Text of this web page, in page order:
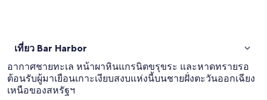
เที่ยว Bar Harbor
อากาศชายทะเล หน้าผาหินแกรนิตขรุขระ และหาดทรายรอ
ต้อนรับผู้มาเยือนเกาะเงียบสงบแห่งนี้บนชายฝั่งตะวันออกเฉียง
เหนือของสหรัฐฯ